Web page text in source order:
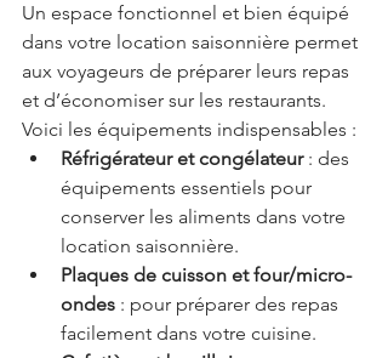
Un espace fonctionnel et bien équipé
dans votre location saisonnière permet
aux voyageurs de préparer leurs repas
et d’économiser sur les restaurants.
Voici les équipements indispensables :
Réfrigérateur et congélateur : des
équipements essentiels pour
conserver les aliments dans votre
location saisonnière.
Plaques de cuisson et four/micro-
ondes : pour préparer des repas
facilement dans votre cuisine.